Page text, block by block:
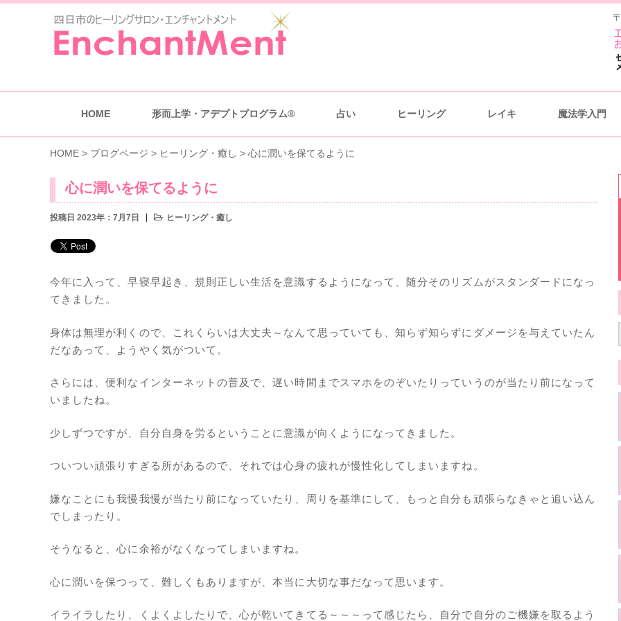
HOME 形而上学・アデプトプログラム® 占い ヒーリング レイキ 魔法学入門
HOME > ブログページ > ヒーリング・癒し > 心に潤いを保てるように
心に潤いを保てるように
投稿日 2023年：7月7日 ヒーリング・癒し
今年に入って、早寝早起き、規則正しい生活を意識するようになって、随分そのリズムがスタンダードになっ
てきました。
身体は無理が利くので、これくらいは大丈夫～なんて思っていても、知らず知らずにダメージを与えていたん
だなあって、ようやく気がついて。
さらには、便利なインターネットの普及で、遅い時間までスマホをのぞいたりっていうのが当たり前になって
いましたね。
少しずつですが、自分自身を労るということに意識が向くようになってきました。
ついつい頑張りすぎる所があるので、それでは心身の疲れが慢性化してしまいますね。
嫌なことにも我慢我慢が当たり前になっていたり、周りを基準にして、もっと自分も頑張らなきゃと追い込ん
でしまったり。
そうなると、心に余裕がなくなってしまいますね。
心に潤いを保つって、難しくもありますが、本当に大切な事だなって思います。
イライラしたり、くよくよしたりで、心が乾いてきてる～～～って感じたら、自分で自分のご機嫌を取るよう